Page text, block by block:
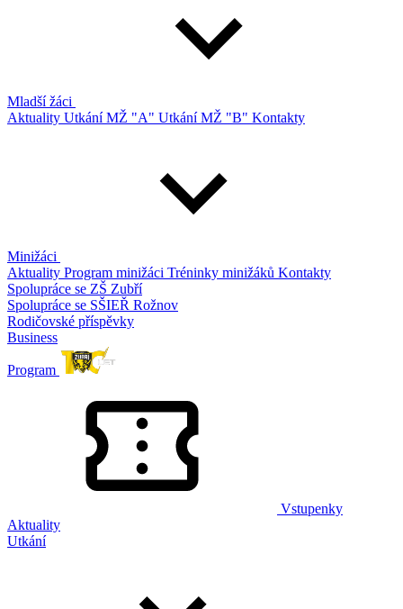
Mladší žáci
Aktuality Utkání MŽ "A" Utkání MŽ "B" Kontakty
Minižáci
Aktuality Program minižáci Tréninky minižáků Kontakty
Spolupráce se ZŠ Zubří
Spolupráce se SŠIEŘ Rožnov
Rodičovské příspěvky
Business
Program
Vstupenky
Aktuality
Utkání